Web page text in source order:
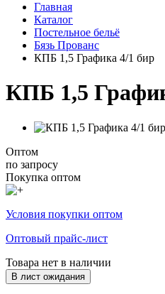
Главная
Каталог
Постельное бельё
Бязь Прованс
КПБ 1,5 Графика 4/1 бир
КПБ 1,5
Оптом
по запросу
Покупка оптом
Условия покупки оптом
Оптовый прайс-лист
Товара нет в наличии
В лист ожидания